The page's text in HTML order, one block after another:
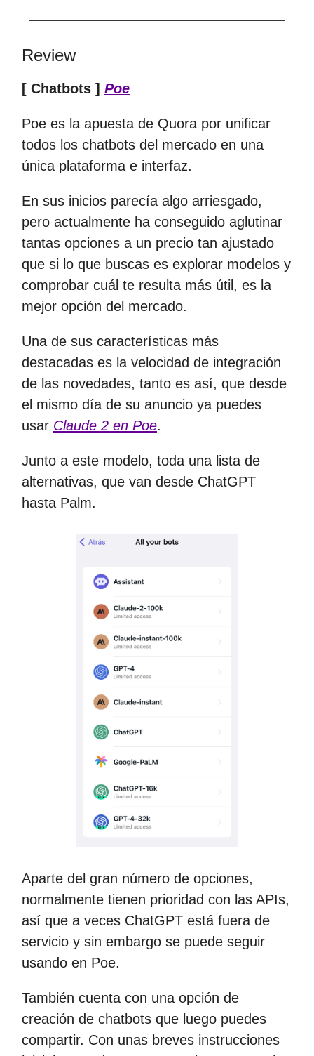
Review
[ Chatbots ] Poe
Poe es la apuesta de Quora por unificar
todos los chatbots del mercado en una
única plataforma e interfaz.
En sus inicios parecía algo arriesgado,
pero actualmente ha conseguido aglutinar
tantas opciones a un precio tan ajustado
que si lo que buscas es explorar modelos y
comprobar cuál te resulta más útil, es la
mejor opción del mercado.
Una de sus características más
destacadas es la velocidad de integración
de las novedades, tanto es así, que desde
el mismo día de su anuncio ya puedes
usar Claude 2 en Poe.
Junto a este modelo, toda una lista de
alternativas, que van desde ChatGPT
hasta Palm.
Aparte del gran número de opciones,
normalmente tienen prioridad con las APIs,
así que a veces ChatGPT está fuera de
servicio y sin embargo se puede seguir
usando en Poe.
También cuenta con una opción de
creación de chatbots que luego puedes
compartir. Con unas breves instrucciones